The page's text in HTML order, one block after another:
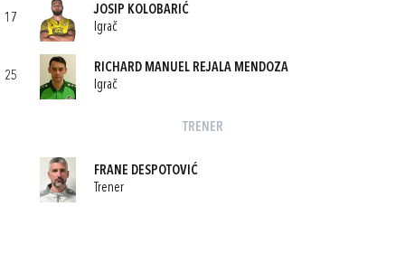
17
JOSIP KOLOBARIĆ
Igrač
25
RICHARD MANUEL REJALA MENDOZA
Igrač
TRENER
FRANE DESPOTOVIĆ
Trener